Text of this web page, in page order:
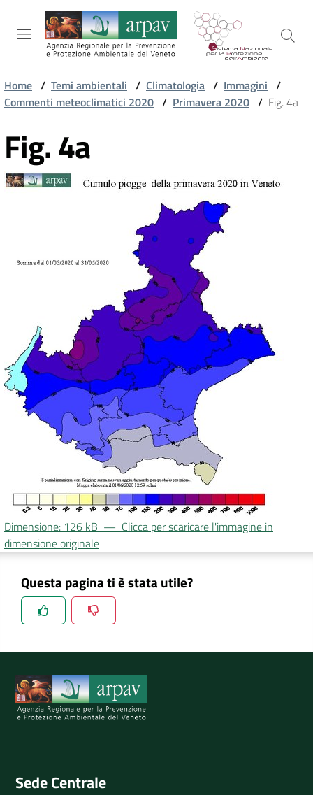
Salta al contenuto
Salta alla navigazione
Salta al footer
ARPAV
TEMI
AMBIENTALI
DATI
AMBIENTALI
Home / Temi ambientali / Climatologia / Immagini /
Commenti meteoclimatici 2020 / Primavera 2020 / Fig. 4a
Fig. 4a
Dimensione: 126 kB — Clicca per scaricare l'immagine in
dimensione originale
Questa pagina ti è stata utile?
Spiegaci perchè, e aiutaci a migliorare il servizio
Sede Centrale